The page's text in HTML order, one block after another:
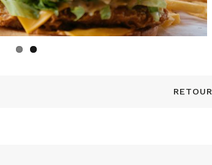
RETOUR